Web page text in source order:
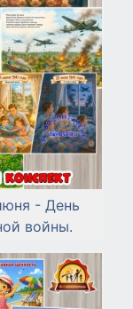
- День
войны.